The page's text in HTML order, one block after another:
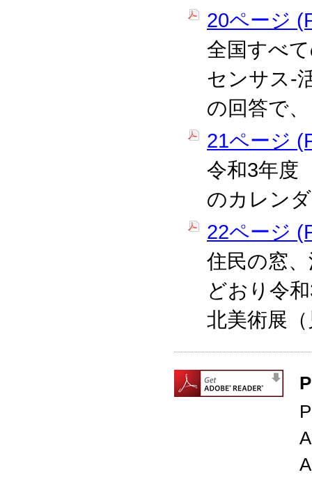
20ページ
全国すべ
センサス-
の回答で
21ページ
令和3年度
のカレン
22ページ
住民の窓
どおり令
北美術展